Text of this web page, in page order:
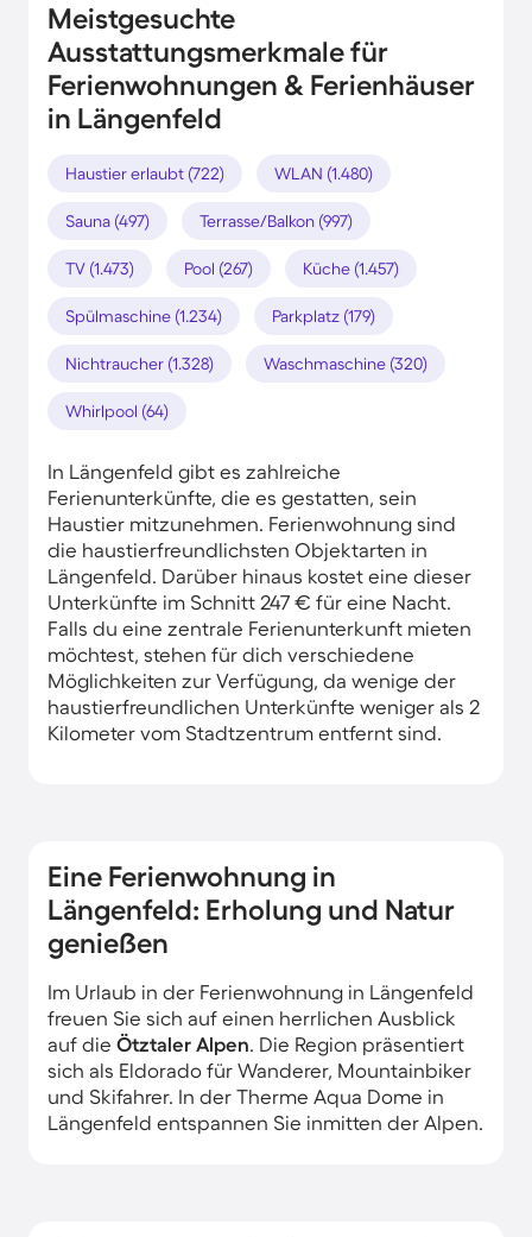
Meistgesuchte
Ausstattungsmerkmale für
Ferienwohnungen & Ferienhäuser
in Längenfeld
Haustier erlaubt (722) WLAN (1.480)
Sauna (497) Terrasse/Balkon (997)
TV (1.473) Pool (267) Küche (1.457)
Spülmaschine (1.234) Parkplatz (179)
Nichtraucher (1.328) Waschmaschine (320)
Whirlpool (64)
In Längenfeld gibt es zahlreiche
Ferienunterkünfte, die es gestatten, sein
Haustier mitzunehmen. Ferienwohnung sind
die haustierfreundlichsten Objektarten in
Längenfeld. Darüber hinaus kostet eine dieser
Unterkünfte im Schnitt 247 € für eine Nacht.
Falls du eine zentrale Ferienunterkunft mieten
möchtest, stehen für dich verschiedene
Möglichkeiten zur Verfügung, da wenige der
haustierfreundlichen Unterkünfte weniger als 2
Kilometer vom Stadtzentrum entfernt sind.
Eine Ferienwohnung in
Längenfeld: Erholung und Natur
genießen
Im Urlaub in der Ferienwohnung in Längenfeld
freuen Sie sich auf einen herrlichen Ausblick
auf die Ötztaler Alpen. Die Region präsentiert
sich als Eldorado für Wanderer, Mountainbiker
und Skifahrer. In der Therme Aqua Dome in
Längenfeld entspannen Sie inmitten der Alpen.